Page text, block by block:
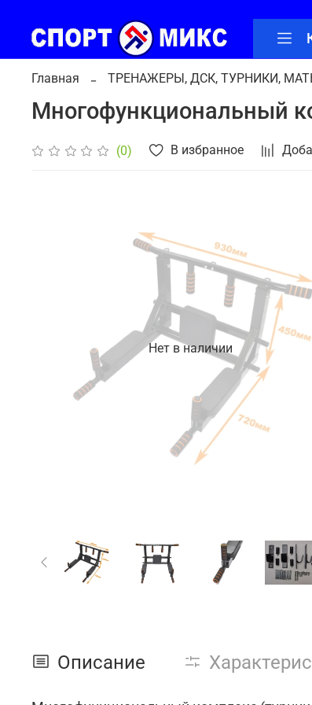
Главная ТРЕНАЖЕРЫ, ДСК, ТУРНИКИ,
Многофункциональный
(0) В избранное
Нет в наличии
Описание